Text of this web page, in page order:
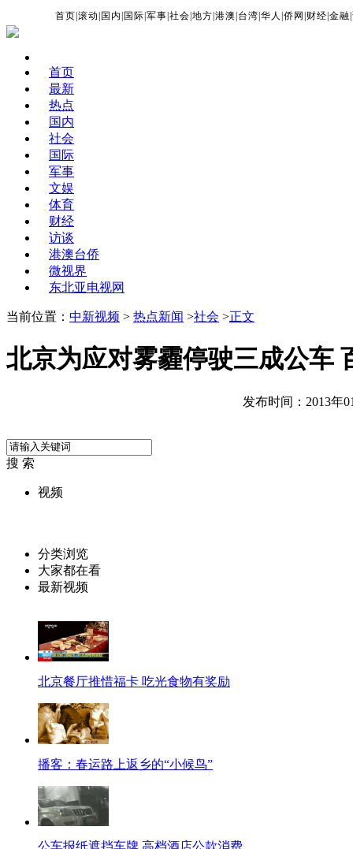
首页 |滚动 国内 国际 |军事 |社会 |地方 |港澳 台湾 |华人 |侨网 财经 |金融 |
首页
最新
热点
国内
社会
国际
军事
文娱
体育
财经
访谈
港澳台侨
微视界
东北亚电视网
当前位置： 中新视频 > 热点新闻 >社会 >正文
北京为应对雾霾停驶三成公车
发布时间：2013年
搜 索
视频
分类浏览
大家都在看
最新视频
北京餐厅推惜福卡 吃光食物有奖励
播客：春运路上返乡的“小候鸟”